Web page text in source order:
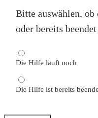
Bitte auswählen,
oder bereits
Die Hilfe läuft noch
Die Hilfe ist bereits